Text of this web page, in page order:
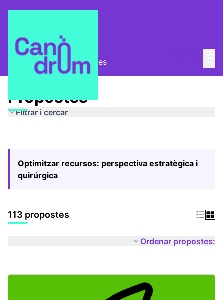
Pla Estratègic Propostes
Propostes
Filtrar i cercar
Optimitzar recursos: perspectiva estratègica i
quirúrgica
113 propostes
Ordenar propostes: